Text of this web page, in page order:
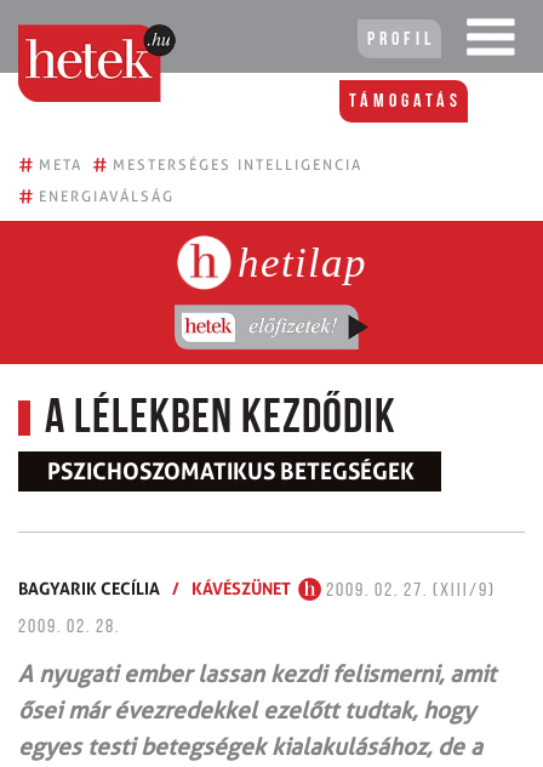
Profil
Támogatás
# META # MESTERSÉGES INTELLIGENCIA
# ENERGIAVÁLSÁG
hetilap
A lélekben kezdődik
PSZICHOSZOMATIKUS BETEGSÉGEK
BAGYARIK CECÍLIA / KÁVÉSZÜNET
2009. 02. 27. (XIII/9)
2009. 02. 28.
A nyugati ember lassan kezdi felismerni, amit
ősei már évezredekkel ezelőtt tudtak, hogy
egyes testi betegségek kialakulásához, de a